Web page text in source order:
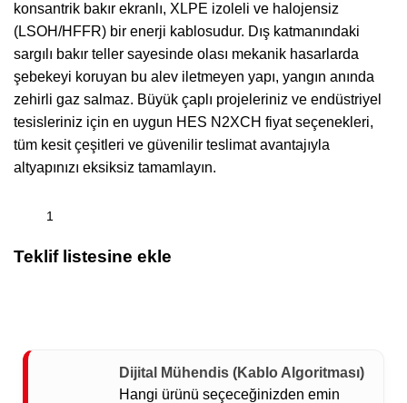
konsantrik bakır ekranlı, XLPE izoleli ve halojensiz
(LSOH/HFFR) bir enerji kablosudur. Dış katmanındaki
sargılı bakır teller sayesinde olası mekanik hasarlarda
şebekeyi koruyan bu alev iletmeyen yapı, yangın anında
zehirli gaz salmaz. Büyük çaplı projeleriniz ve endüstriyel
tesisleriniz için en uygun HES N2XCH fiyat seçenekleri,
tüm kesit çeşitleri ve güvenilir teslimat avantajıyla
altyapınızı eksiksiz tamamlayın.
Teklif listesine ekle
Dijital Mühendis (Kablo Algoritması)
Hangi ürünü seçeceğinizden emin